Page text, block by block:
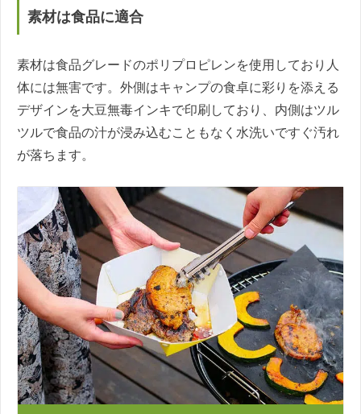
素材は食品に適合
素材は食品グレードのポリプロピレンを使用しており人
体には無害です。外側はキャンプの食卓に彩りを添える
デザインを大豆無毒インキで印刷しており、内側はツル
ツルで食品の汁が浸み込むこともなく水洗いですぐ汚れ
が落ちます。